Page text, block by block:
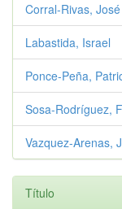
Corral-Rivas,
Labastida, Israel
Ponce-Peña,
Sosa-Rodríguez,
Vazquez-Arenas,
Título